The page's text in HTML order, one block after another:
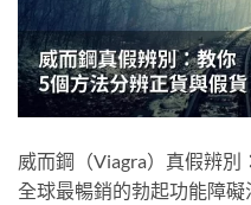
威而鋼（Viagra）真假辨別
全球最暢銷的勃起功能障